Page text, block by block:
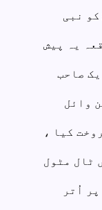
نبی
یہ پیش
صاحب
وائل
کیا ،
ٹال مٹول
اُتر